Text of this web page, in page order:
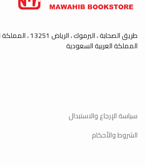
طريق الصحابة ، اليرموك ، الرياض 13251 ، المملكة العربية السعودية
المملكة العربية السعودية
سياسة الإرجاع والاستبدال
الشروط والأحكام